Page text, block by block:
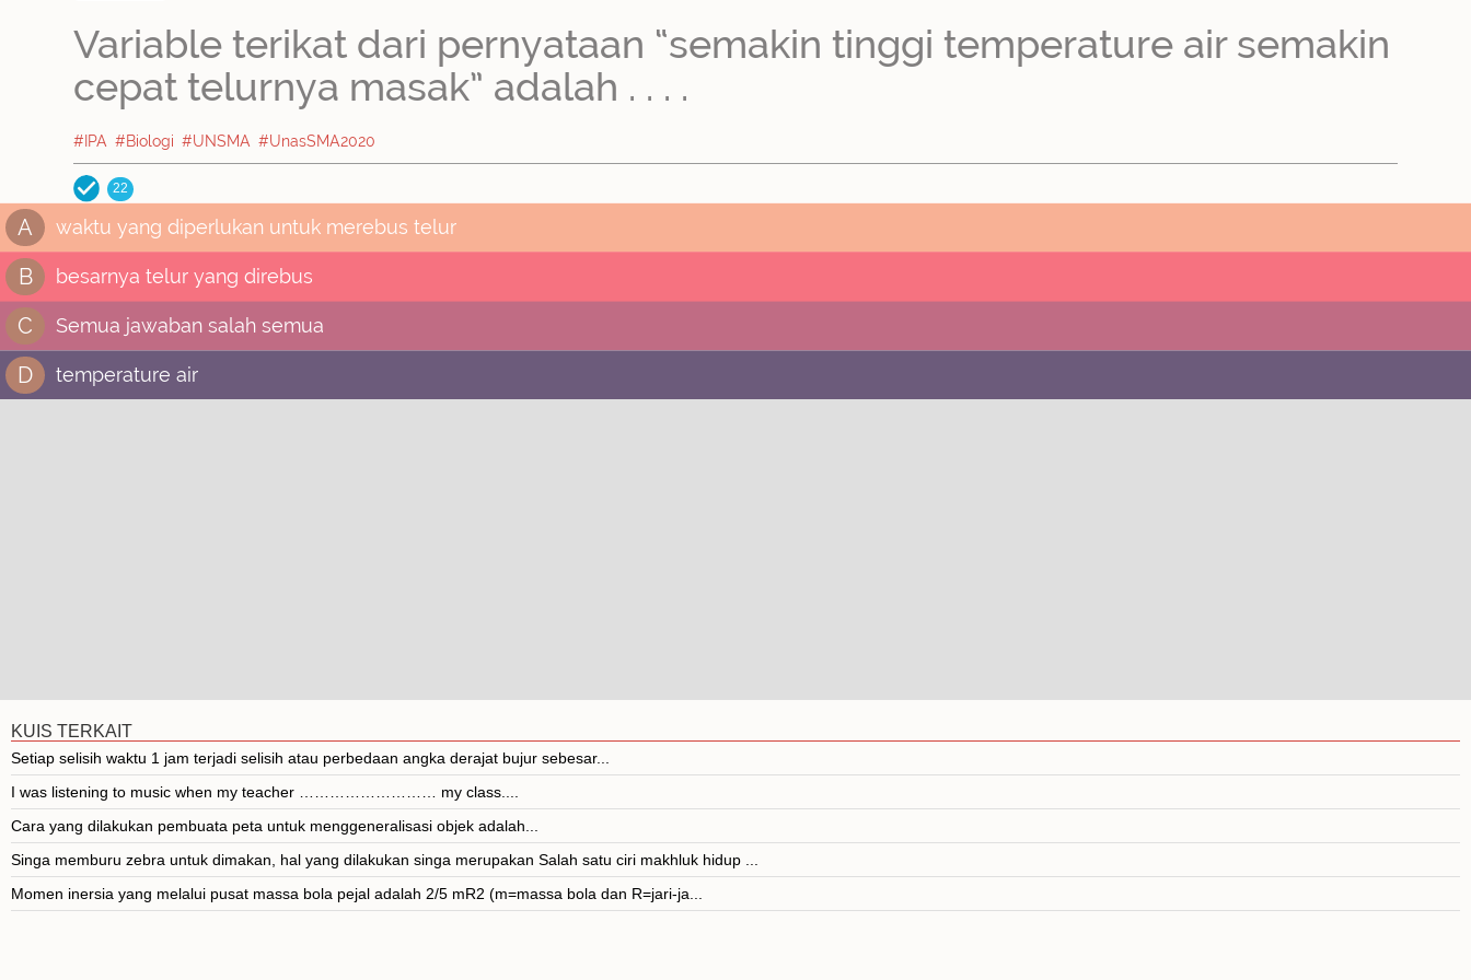
Variable terikat dari pernyataan “semakin tinggi temperature air semakin
cepat telurnya masak” adalah . . . .
#IPA #Biologi #UNSMA #UnasSMA2020
22
A waktu yang diperlukan untuk merebus telur
B besarnya telur yang direbus
C Semua jawaban salah semua
D temperature air
KUIS TERKAIT
Setiap selisih waktu 1 jam terjadi selisih atau perbedaan angka derajat bujur sebesar...
I was listening to music when my teacher ……………………… my class....
Cara yang dilakukan pembuata peta untuk menggeneralisasi objek adalah...
Singa memburu zebra untuk dimakan, hal yang dilakukan singa merupakan Salah satu ciri makhluk hidup ...
Momen inersia yang melalui pusat massa bola pejal adalah 2/5 mR2 (m=massa bola dan R=jari-ja...